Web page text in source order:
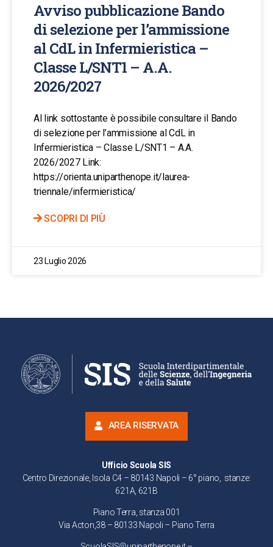
Avviso pubblicazione Bando
di selezione per l’ammissione
al CdL in Infermieristica –
Classe L/SNT1 – A.A.
2026/2027
Al link sottostante è possibile consultare il Bando
di selezione per l’ammissione al CdL in
Infermieristica – Classe L/SNT1 – A.A.
2026/2027 Link:
https://orienta.uniparthenope.it/laurea-
triennale/infermieristica/
SCOPRI DI PIÙ
23 Luglio 2026
AREA RISERVATA
Ufficio Scuola SIS
Centro Direzionale, Isola C4 – 80143 Napoli – 6° piano, stanze:
621A, 621B
Piano Terra, stanza 001
Via Acton,38 – 80133 Napoli – Piano Terra